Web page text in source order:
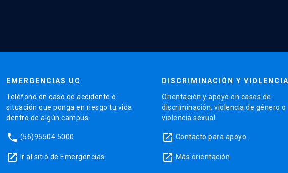
EMERGENCIAS UC
Teléfono en caso de accidente o
situación que ponga en riesgo tu vida
dentro de algún campus.
phone (56)95504 5000
launch Ir al sitio de Emergencias
DISCRIMINACIÓN Y VIOLENCIA
Orientación y apoyo en casos de
discriminación, violencia de género o
violencia sexual.
launch Contacto para apoyo
launch Más orientación